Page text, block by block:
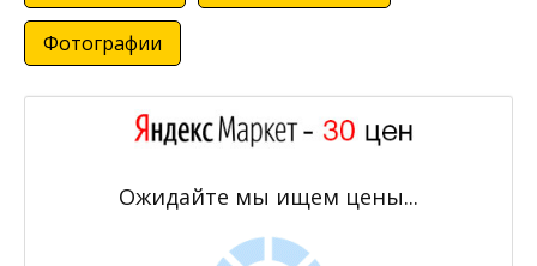
Фотографии
Ожидайте мы ищем цены...